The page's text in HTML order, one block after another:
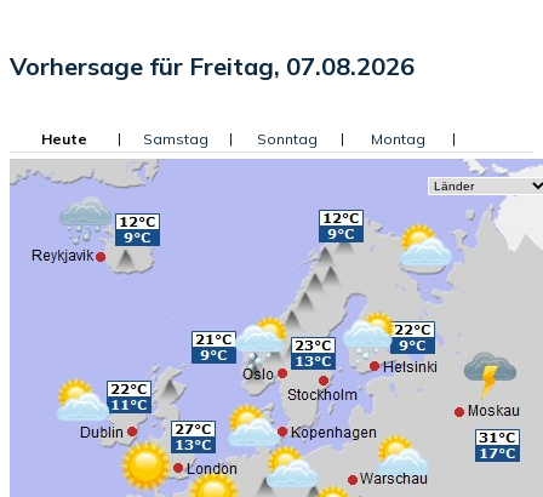
Vorhersage für Freitag, 07.08.2026
Heute | Samstag | Sonntag | Montag |
Dienstag | Mittwoch